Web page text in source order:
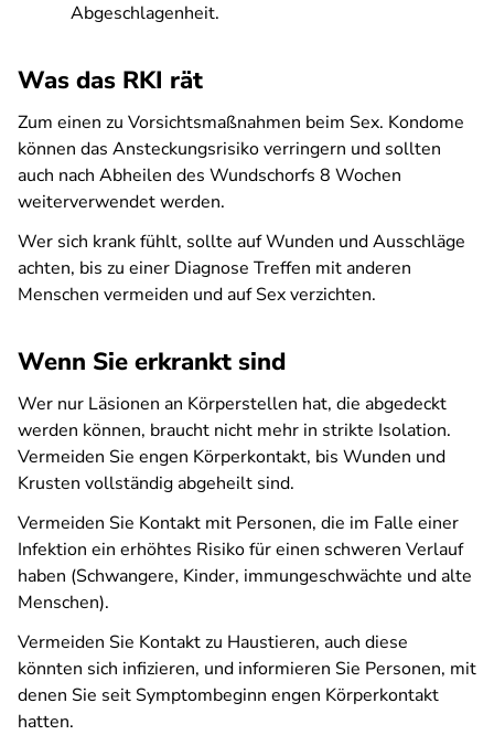
Abgeschlagenheit.
Was das RKI rät
Zum einen zu Vorsichtsmaßnahmen beim Sex. Kondome
können das Ansteckungsrisiko verringern und sollten
auch nach Abheilen des Wundschorfs 8 Wochen
weiterverwendet werden.
Wer sich krank fühlt, sollte auf Wunden und Ausschläge
achten, bis zu einer Diagnose Treffen mit anderen
Menschen vermeiden und auf Sex verzichten.
Wenn Sie erkrankt sind
Wer nur Läsionen an Körperstellen hat, die abgedeckt
werden können, braucht nicht mehr in strikte Isolation.
Vermeiden Sie engen Körperkontakt, bis Wunden und
Krusten vollständig abgeheilt sind.
Vermeiden Sie Kontakt mit Personen, die im Falle einer
Infektion ein erhöhtes Risiko für einen schweren Verlauf
haben (Schwangere, Kinder, immungeschwächte und alte
Menschen).
Vermeiden Sie Kontakt zu Haustieren, auch diese
könnten sich infizieren, und informieren Sie Personen, mit
denen Sie seit Symptombeginn engen Körperkontakt
hatten.